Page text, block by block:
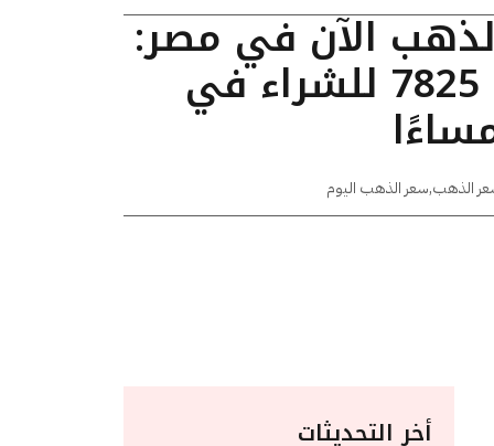
الآن في مصر:
عيار 24 يسجل 7825 للشراء في
الذهب,سعر الذهب اليوم
أخر التحديثات